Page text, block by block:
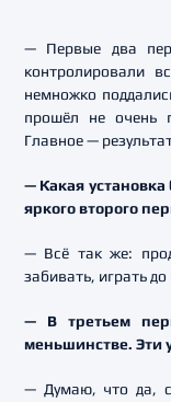
— Первые два
контролировали
немножко
прошёл не очень
Главное —
— Какая
яркого второго
— Всё так же:
забивать, играть
— В третьем
меньшинстве. Эти
— Думаю, что да,